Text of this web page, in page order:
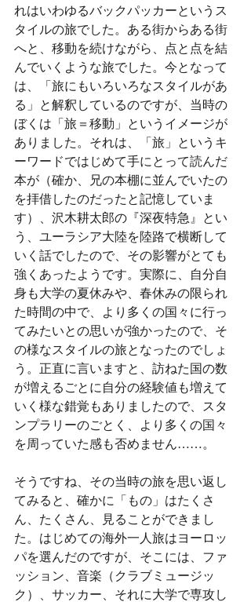
れはいわゆるバックパッカーというス
タイルの旅でした。ある街からある街
へと、移動を続けながら、点と点を結
んでいくような旅でした。今となって
は、「旅にもいろいろなスタイルがあ
る」と解釈しているのですが、当時の
ぼくは「旅＝移動」というイメージが
ありました。それは、「旅」というキ
ーワードではじめて手にとって読んだ
本が（確か、兄の本棚に並んでいたの
を拝借したのだったと記憶していま
す）、沢木耕太郎の『深夜特急』とい
う、ユーラシア大陸を陸路で横断して
いく話でしたので、その影響がとても
強くあったようです。実際に、自分自
身も大学の夏休みや、春休みの限られ
た時間の中で、より多くの国々に行っ
てみたいとの思いが強かったので、そ
の様なスタイルの旅となったのでしょ
う。正直に言いますと、訪ねた国の数
が増えるごとに自分の経験値も増えて
いく様な錯覚もありましたので、スタ
ンプラリーのごとく、より多くの国々
を周っていた感も否めません……。
そうですね、その当時の旅を思い返し
てみると、確かに「もの」はたくさ
ん、たくさん、見ることができまし
た。はじめての海外一人旅はヨーロッ
パを選んだのですが、そこには、ファ
ッション、音楽（クラブミュージッ
ク）、サッカー、それに大学で専攻し